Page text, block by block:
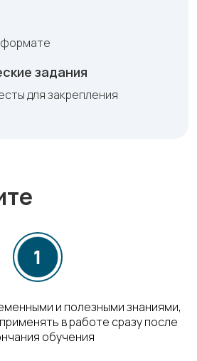
задания
для закрепления
и полезными знаниями,
в работе сразу после
обучения